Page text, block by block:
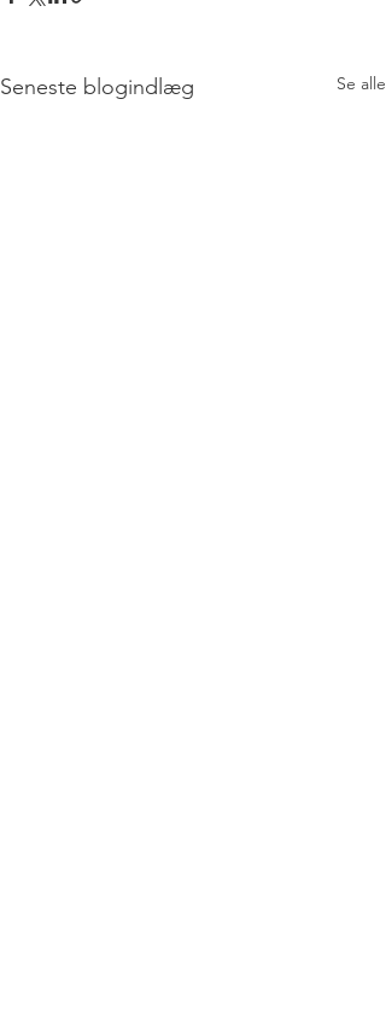
Seneste blogindlæg Se alle